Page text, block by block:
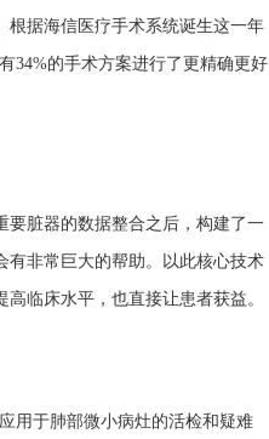
根据海信医疗手术系统诞生这一年
34%的手术方案进行了更精确更好
要脏器的数据整合之后，构建了一
有非常巨大的帮助。以此核心技术
临床水平，也直接让患者获益。
用于肺部微小病灶的活检和疑难